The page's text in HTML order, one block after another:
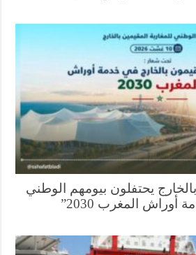
يحتفلون بيومهم الوطني
المغرب 2030”